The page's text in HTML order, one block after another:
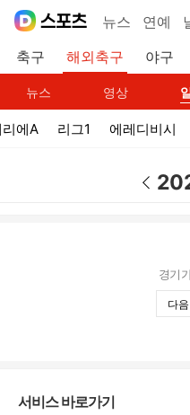
뉴스 연예
축구 해외축구 야구
뉴스 영상
에A 리그1 에레디비시
경기
다
서비스 바로가기